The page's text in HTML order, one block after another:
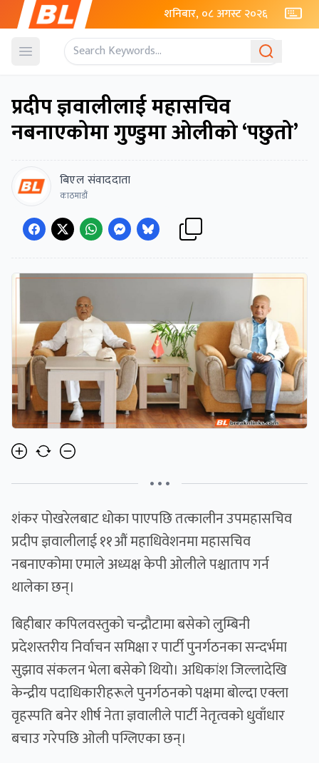
शनिबार, ०८ अगस्ट २०२६
Open menu
प्रदीप ज्ञवालीलाई महासचिव
नबनाएकोमा गुण्डुमा ओलीको ‘पछुतो’
बिएल संवाददाता
काठमाडौं
• • •
शंकर पोखरेलबाट धोका पाएपछि तत्कालीन उपमहासचिव
प्रदीप ज्ञवालीलाई ११औं महाधिवेशनमा महासचिव
नबनाएकोमा एमाले अध्यक्ष केपी ओलीले पश्चाताप गर्न
थालेका छन्।
बिहीबार कपिलवस्तुको चन्द्रौटामा बसेको लुम्बिनी
प्रदेशस्तरीय निर्वाचन समिक्षा र पार्टी पुनर्गठनका सन्दर्भमा
सुझाव संकलन भेला बसेको थियो। अधिकांश जिल्लादेखि
केन्द्रीय पदाधिकारीहरूले पुनर्गठनको पक्षमा बोल्दा एक्ला
वृहस्पति बनेर शीर्ष नेता ज्ञवालीले पार्टी नेतृत्वको धुवाँधार
बचाउ गरेपछि ओली पग्लिएका छन्।